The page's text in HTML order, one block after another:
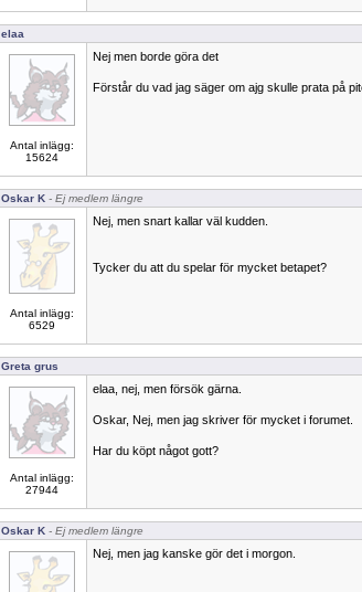
elaa
Antal inlägg:
15624
Nej men borde göra det
Förstår du vad jag säger om ajg skulle prata på
Oskar K - Ej medlem längre
Antal inlägg:
6529
Nej, men snart kallar väl kudden.
Tycker du att du spelar för mycket betapet?
Greta grus
Antal inlägg:
27944
elaa, nej, men försök gärna.
Oskar, Nej, men jag skriver för mycket i forumet.
Har du köpt något gott?
Oskar K - Ej medlem längre
Nej, men jag kanske gör det i morgon.